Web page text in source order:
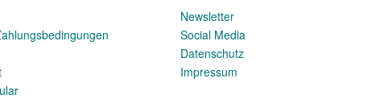
Newsletter
Social Media
Datenschutz
Impressum